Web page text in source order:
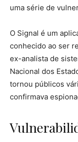
uma série de
O Signal é um
conhecido ao ser
ex-analista de
Nacional dos
tornou públicos
confirmava